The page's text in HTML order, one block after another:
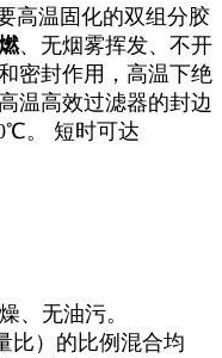
高温固化的双组分胶
、无烟雾挥发、不开
密封作用，高温下绝
温高效过滤器的封边
。 短时可达
、无油污。
比）的比例混合均